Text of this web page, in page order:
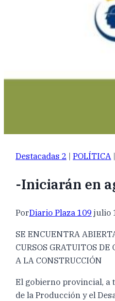
Destacadas 2 | POLÍTICA |
-Iniciarán en
PorDiario Plaza 109 julio
SE ENCUENTRA
CURSOS GRATUITOS
A LA CONSTRUCCIÓN
El gobierno provincial, a
de la Producción y el